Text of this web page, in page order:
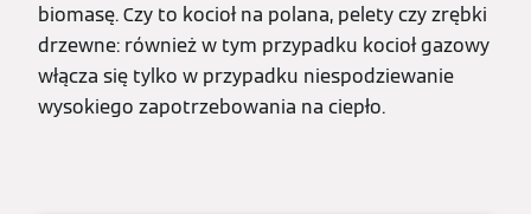
biomasę. Czy to kocioł na polana, pelety czy zrębki
drzewne: również w tym przypadku kocioł gazowy
włącza się tylko w przypadku niespodziewanie
wysokiego zapotrzebowania na ciepło.